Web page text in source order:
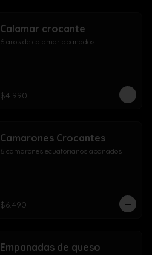
Calamar crocante
6 aros de calamar apanados
$4.990
Camarones Crocantes
6 camarones ecuatorianos apanados
$6.490
Empanadas de queso